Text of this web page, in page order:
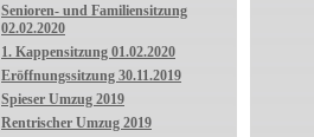
Senioren- und Familiensitzung
02.02.2020
1. Kappensitzung 01.02.2020
Eröffnungssitzung 30.11.2019
Spieser Umzug 2019
Rentrischer Umzug 2019